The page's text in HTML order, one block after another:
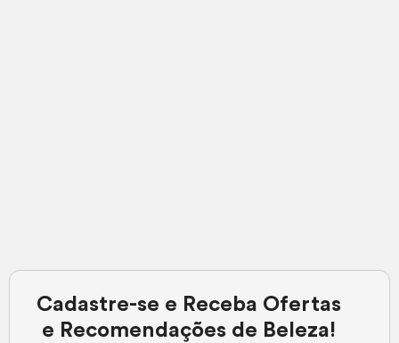
Cadastre-se e Receba Ofertas
e Recomendações de Beleza!